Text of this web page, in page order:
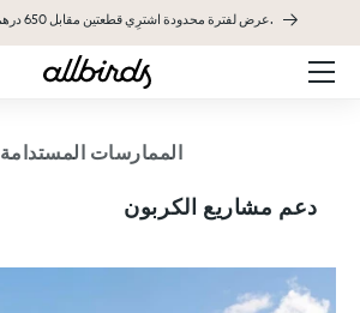
عرض لفترة محدودة اشترِي قطعتين مقابل 650 درهم من المنتجات المختارة.
الممارسات المستدامة
دعم مشاريع الكربون